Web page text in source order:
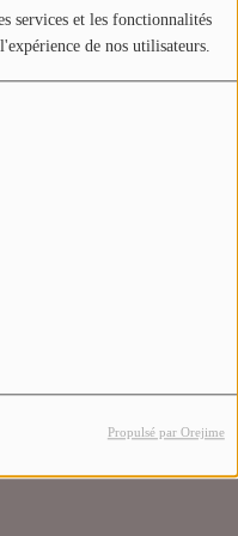
services et les fonctionnalités
de nos utilisateurs.
Propulsé par Orejime
avez
erreur.
n’existe plus.